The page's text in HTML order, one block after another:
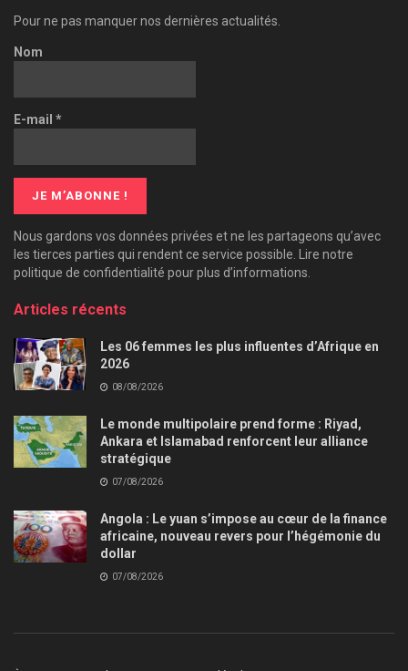
Pour ne pas manquer nos dernières actualités.
Nom
E-mail *
Nous gardons vos données privées et ne les partageons qu’avec
les tierces parties qui rendent ce service possible. Lire notre
politique de confidentialité pour plus d’informations.
Articles récents
Les 06 femmes les plus influentes d’Afrique en
2026
08/08/2026
Le monde multipolaire prend forme : Riyad,
Ankara et Islamabad renforcent leur alliance
stratégique
07/08/2026
Angola : Le yuan s’impose au cœur de la finance
africaine, nouveau revers pour l’hégémonie du
dollar
07/08/2026